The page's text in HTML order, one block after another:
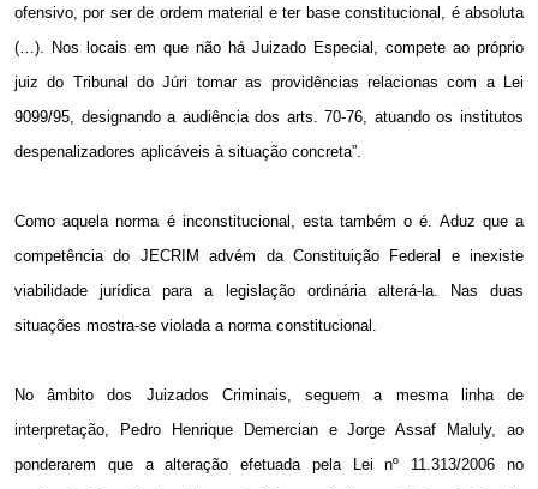
ofensivo, por ser de ordem material e ter base constitucional, é absoluta
(…). Nos locais em que não há Juizado Especial, compete ao próprio
juiz do Tribunal do Júri tomar as providências relacionas com a Lei
9099/95, designando a audiência dos arts. 70-76, atuando os institutos
despenalizadores aplicáveis à situação concreta”.
Como aquela norma é inconstitucional, esta também o é. Aduz que a
competência do JECRIM advém da Constituição Federal e inexiste
viabilidade jurídica para a legislação ordinária alterá-la. Nas duas
situações mostra-se violada a norma constitucional.
No âmbito dos Juizados Criminais, seguem a mesma linha de
interpretação, Pedro Henrique Demercian e Jorge Assaf Maluly, ao
ponderarem que a alteração efetuada pela Lei nº 11.313/2006 no